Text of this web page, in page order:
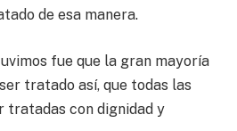
de esa manera.
fue que la gran mayoría
tratado así, que todas las
tratadas con dignidad y